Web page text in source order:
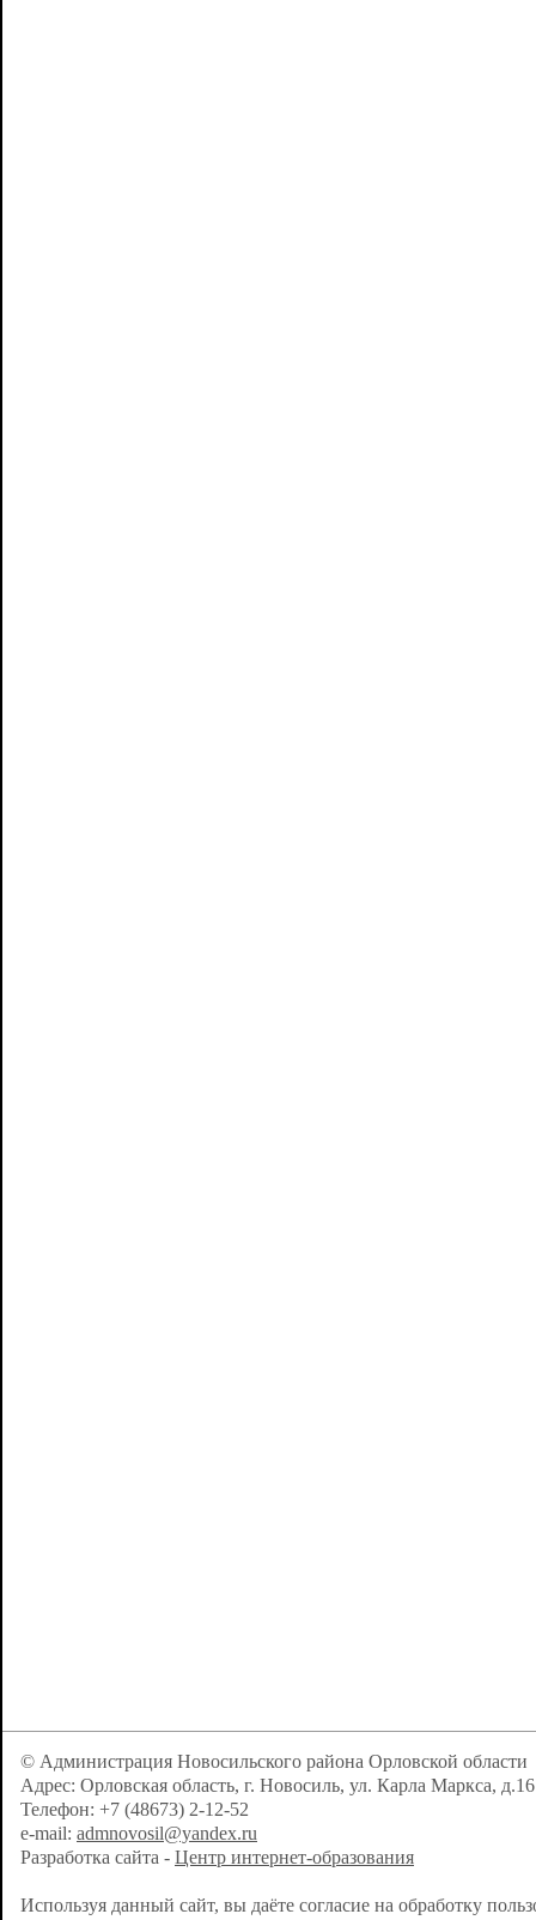
© Администрация Новосильского района Орловской области
Адрес: Орловская область, г. Новосиль, ул. Карла Маркса, д.16
Телефон: +7 (48673) 2-12-52
e-mail: admnovosil@yandex.ru
Разработка сайта - Центр интернет-образования
Используя данный сайт, вы даёте согласие на обработку